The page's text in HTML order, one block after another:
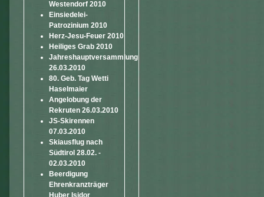
Westendorf 2010
Einsiedelei-
Patrozinium 2010
Herz-Jesu-Feuer 2010
Heiliges Grab 2010
Jahreshauptversammlung
26.03.2010
80. Geb. Tag Wetti
Haselmaier
Angelobung der
Rekruten 26.03.2010
JS-Skirennen
07.03.2010
Skiausflug nach
Südtirol 28.02. -
02.03.2010
Beerdigung
Ehrenkranzträger
Huber Isidor